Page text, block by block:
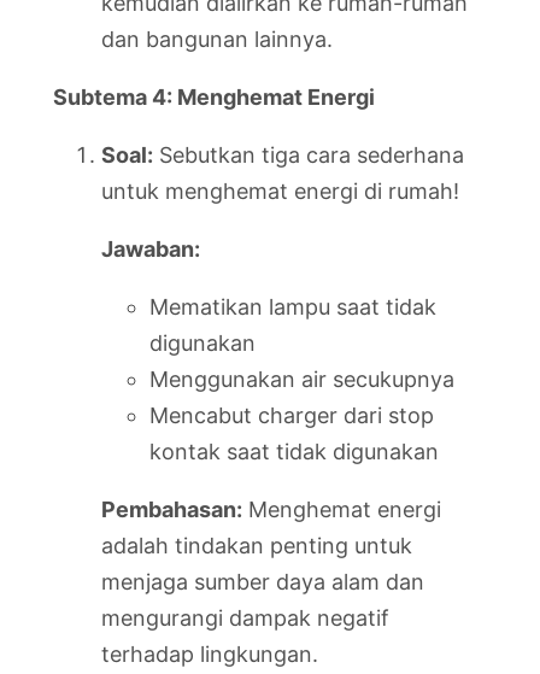
dan bangunan lainnya.
Subtema 4: Menghemat Energi
Soal: Sebutkan tiga cara sederhana
untuk menghemat energi di rumah!
Jawaban:
Mematikan lampu saat tidak
digunakan
Menggunakan air secukupnya
Mencabut charger dari stop
kontak saat tidak digunakan
Pembahasan: Menghemat energi
adalah tindakan penting untuk
menjaga sumber daya alam dan
mengurangi dampak negatif
terhadap lingkungan.